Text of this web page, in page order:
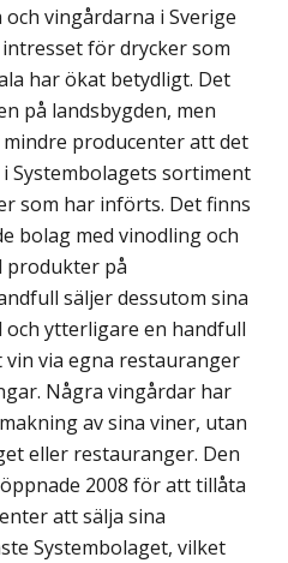
vingårdarna i Sverige
för drycker som
har ökat betydligt. Det
på landsbygden, men
producenter att det
Systembolagets sortiment
som har införts. Det finns
bolag med vinodling och
produkter på
säljer dessutom sina
ytterligare en handfull
via egna restauranger
Några vingårdar har
av sina viner, utan
eller restauranger. Den
2008 för att tillåta
att sälja sina
Systembolaget, vilket